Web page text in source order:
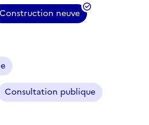
Construction neuve
(
r
e
Consultation publique